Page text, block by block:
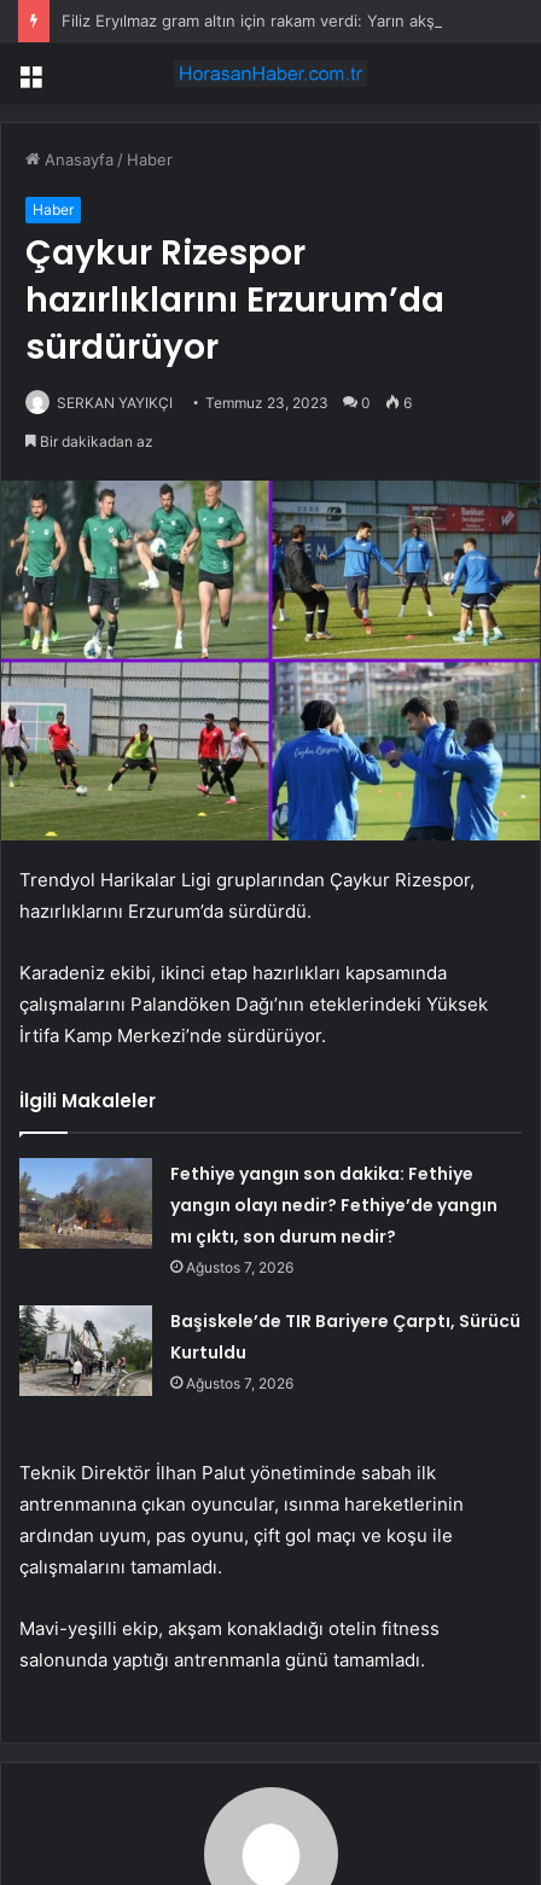
Menü
Anasayfa / Haber
Haber
Çaykur Rizespor
hazırlıklarını Erzurum’da
sürdürüyor
SERKAN YAYIKÇI Temmuz 23, 2023 0 6
Bir dakikadan az
Trendyol Harikalar Ligi gruplarından Çaykur Rizespor,
hazırlıklarını Erzurum’da sürdürdü.
Karadeniz ekibi, ikinci etap hazırlıkları kapsamında
çalışmalarını Palandöken Dağı’nın eteklerindeki Yüksek
İrtifa Kamp Merkezi’nde sürdürüyor.
İlgili Makaleler
Fethiye yangın son dakika: Fethiye
yangın olayı nedir? Fethiye’de yangın
mı çıktı, son durum nedir?
Ağustos 7, 2026
Başiskele’de TIR Bariyere Çarptı, Sürücü
Kurtuldu
Ağustos 7, 2026
Teknik Direktör İlhan Palut yönetiminde sabah ilk
antrenmanına çıkan oyuncular, ısınma hareketlerinin
ardından uyum, pas oyunu, çift gol maçı ve koşu ile
çalışmalarını tamamladı.
Mavi-yeşilli ekip, akşam konakladığı otelin fitness
salonunda yaptığı antrenmanla günü tamamladı.